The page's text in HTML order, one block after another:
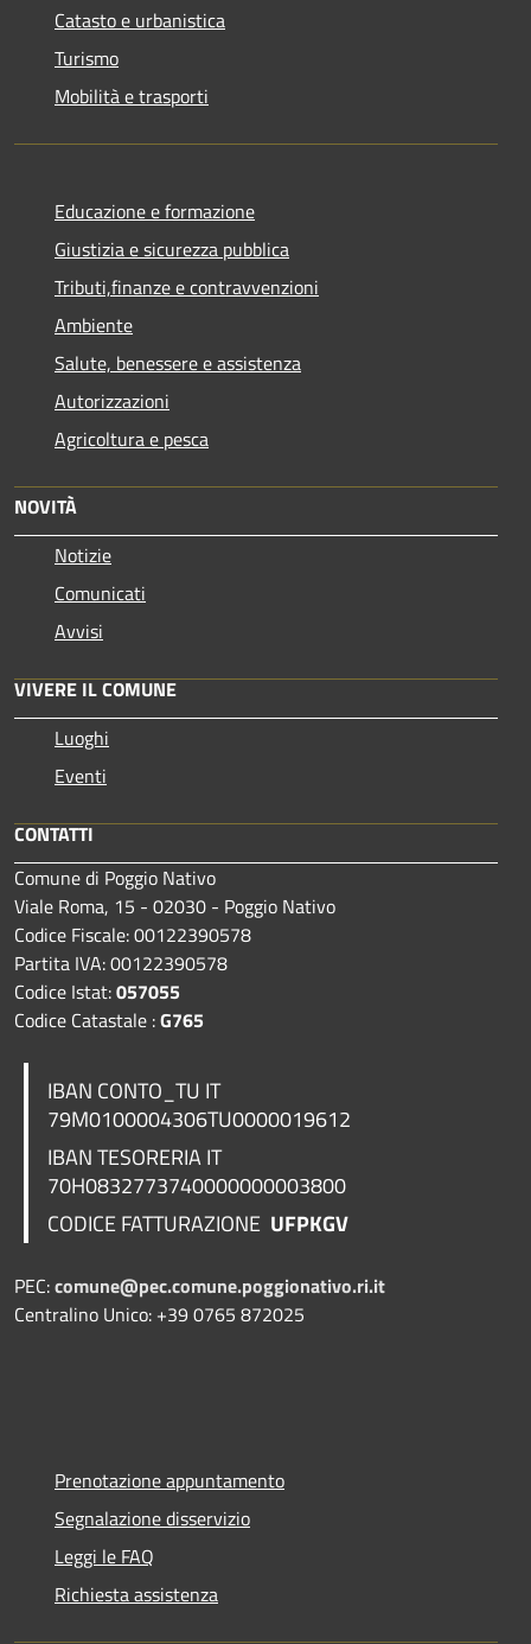
Catasto e urbanistica
Turismo
Mobilità e trasporti
Educazione e formazione
Giustizia e sicurezza pubblica
Tributi,finanze e contravvenzioni
Ambiente
Salute, benessere e assistenza
Autorizzazioni
Agricoltura e pesca
NOVITÀ
Notizie
Comunicati
Avvisi
VIVERE IL COMUNE
Luoghi
Eventi
CONTATTI
Comune di Poggio Nativo
Viale Roma, 15 - 02030 - Poggio Nativo
Codice Fiscale: 00122390578
Partita IVA: 00122390578
Codice Istat:057055
Codice Catastale :G765
IBAN CONTO_TU IT
79M0100004306TU0000019612
IBAN TESORERIAIT
70H0832773740000000003800
CODICE FATTURAZIONE UFPKGV
PEC:comune@pec.comune.poggionativo.ri.it
Centralino Unico: +39 0765 872025
Prenotazione appuntamento
Segnalazione disservizio
Leggi le FAQ
Richiesta assistenza